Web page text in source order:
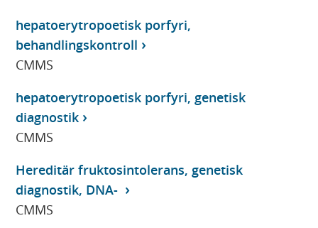
hepatoerytropoetisk porfyri,
behandlingskontroll
CMMS
hepatoerytropoetisk porfyri, genetisk
diagnostik
CMMS
Hereditär fruktosintolerans, genetisk
diagnostik, DNA-
CMMS